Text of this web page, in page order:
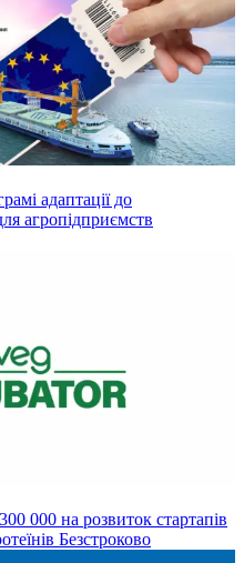
адаптації до
агропідприємств
000 на розвиток стартапів
Безстроково